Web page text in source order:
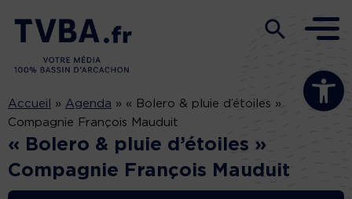
Ouvrir la
Accueil » Agenda » « Bolero & pluie d’étoiles »
Compagnie François Mauduit
« Bolero & pluie d’étoiles »
Compagnie François Mauduit